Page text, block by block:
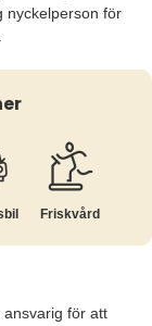
nyckelperson för
Friskvård
för att